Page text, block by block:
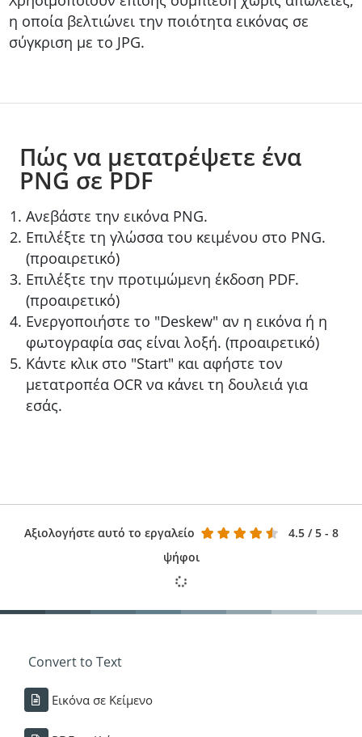
η οποία βελτιώνει την ποιότητα εικόνας σε
σύγκριση με το JPG.
Πώς να μετατρέψετε ένα
PNG σε PDF
Ανεβάστε την εικόνα PNG.
Επιλέξτε τη γλώσσα του κειμένου στο PNG.
(προαιρετικό)
Επιλέξτε την προτιμώμενη έκδοση PDF.
(προαιρετικό)
Ενεργοποιήστε το "Deskew" αν η εικόνα ή η
φωτογραφία σας είναι λοξή. (προαιρετικό)
Κάντε κλικ στο "Start" και αφήστε τον
μετατροπέα OCR να κάνει τη δουλειά για
εσάς.
Αξιολογήστε αυτό το εργαλείο 4.5 / 5 - 8
ψήφοι
Convert to Text
Εικόνα σε Κείμενο